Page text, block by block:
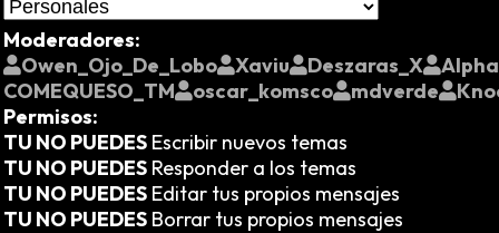
Moderadores:
Owen_Ojo_De_Lobo
Xaviu Deszaras_X
COMEQUESO_TM
oscar_komsco mdverde
Permisos:
TU NO PUEDES Escribir nuevos temas
TU NO PUEDES Responder a los temas
TU NO PUEDES Editar tus propios mensajes
TU NO PUEDES Borrar tus propios mensajes